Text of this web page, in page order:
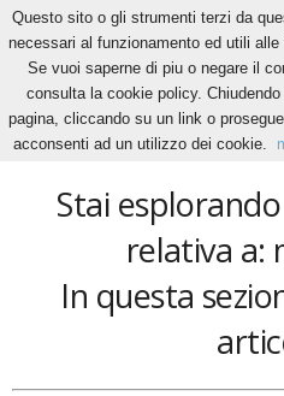
Home Tags Medaglie
medaglie
Stai
relativa a:
In questa
Questo sito o gli strumenti terzi da
necessari al funzionamento ed utili
Se vuoi saperne di piu o negare il
consulta la cookie policy.
pagina, cliccando su un link o
acconsenti ad un utilizzo dei cookie.